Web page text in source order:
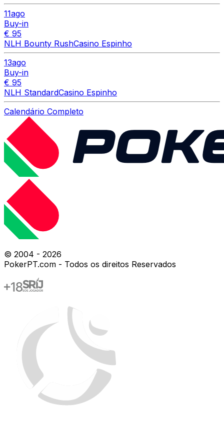
11ago
Buy-in
€ 95
NLH Bounty RushCasino Espinho
13ago
Buy-in
€ 95
NLH StandardCasino Espinho
Calendário Completo
© 2004 - 2026
PokerPT.com - Todos os direitos Reservados